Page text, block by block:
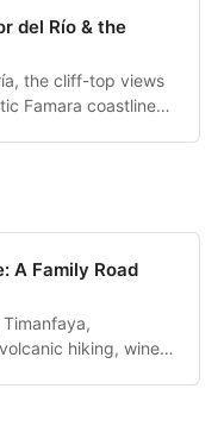
del Río & the
the cliff-top views
Famara coastline
A Family Road
hiking, wine